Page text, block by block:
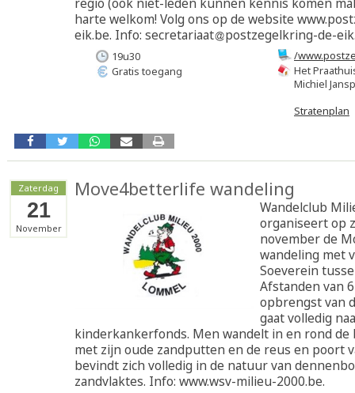
harte welkom! Volg ons op de website
eik.be. Info: secretariaat
postzegelkring-de-
/
Het
Michiel
Stratenplan
19u30
Gratis toegang
Zaterdag
21
November
Move4betterlife wandeling
Wandelclub
organiseert op
november de
wandeling met
Soeverein
Afstanden van
opbrengst van
gaat volledig
kinderkankerfonds. Men wandelt in en rond de
met zijn oude zandputten en de reus en poort
bevindt zich volledig in de natuur van
zandvlaktes. Info: www.wsv-milieu-2000.be.